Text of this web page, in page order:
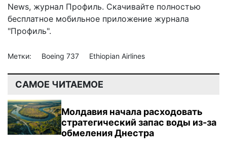
News, журнал Профиль. Скачивайте полностью
бесплатное мобильное приложение журнала
"Профиль".
Метки: Boeing 737 Ethiopian Airlines
САМОЕ ЧИТАЕМОЕ
Молдавия начала расходовать
стратегический запас воды из-за
обмеления Днестра